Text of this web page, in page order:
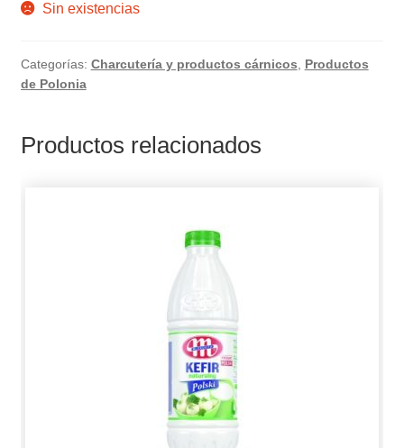
Sin existencias
Categorías: Charcutería y productos cárnicos
Productos
de Polonia
Productos relacionados